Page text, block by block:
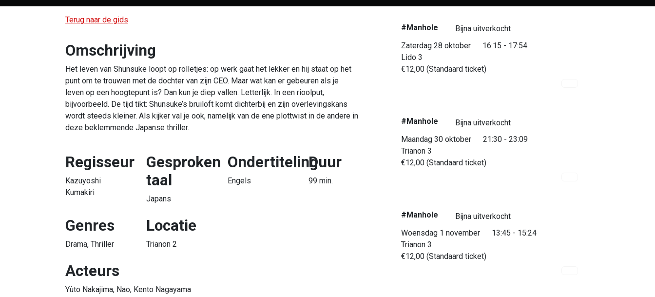
Terug naar de gids
Omschrijving
Het leven van Shunsuke loopt op rolletjes: op werk gaat het lekker en hij staat op het
punt om te trouwen met de dochter van zijn CEO. Maar wat kan er gebeuren als je
leven op een hoogtepunt is? Dan kun je diep vallen. Letterlijk. In een rioolput,
bijvoorbeeld. De tijd tikt: Shunsuke’s bruiloft komt dichterbij en zijn overlevingskans
wordt steeds kleiner. Als kijker val je ook, namelijk van de ene plottwist in de andere in
deze beklemmende Japanse thriller.
Regisseur
Kazuyoshi
Kumakiri
Gesproken
taal
Japans
Ondertiteling
Engels
Duur
99 min.
Genres
Drama, Thriller
Locatie
Trianon 2
Acteurs
Yûto Nakajima, Nao, Kento Nagayama
#Manhole
Bijna uitverkocht
Zaterdag 28 oktober
16:15 - 17:54
Lido 3
€12,00 (Standaard ticket)
#Manhole
Bijna uitverkocht
Maandag 30 oktober
21:30 - 23:09
Trianon 3
€12,00 (Standaard ticket)
#Manhole
Bijna uitverkocht
Woensdag 1 november
13:45 - 15:24
Trianon 3
€12,00 (Standaard ticket)